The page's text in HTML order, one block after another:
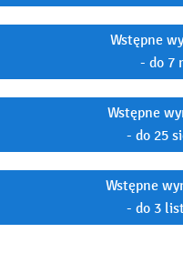
Wstępne
- do 7
Wstępne
- do 25
Wstępne
- do 3